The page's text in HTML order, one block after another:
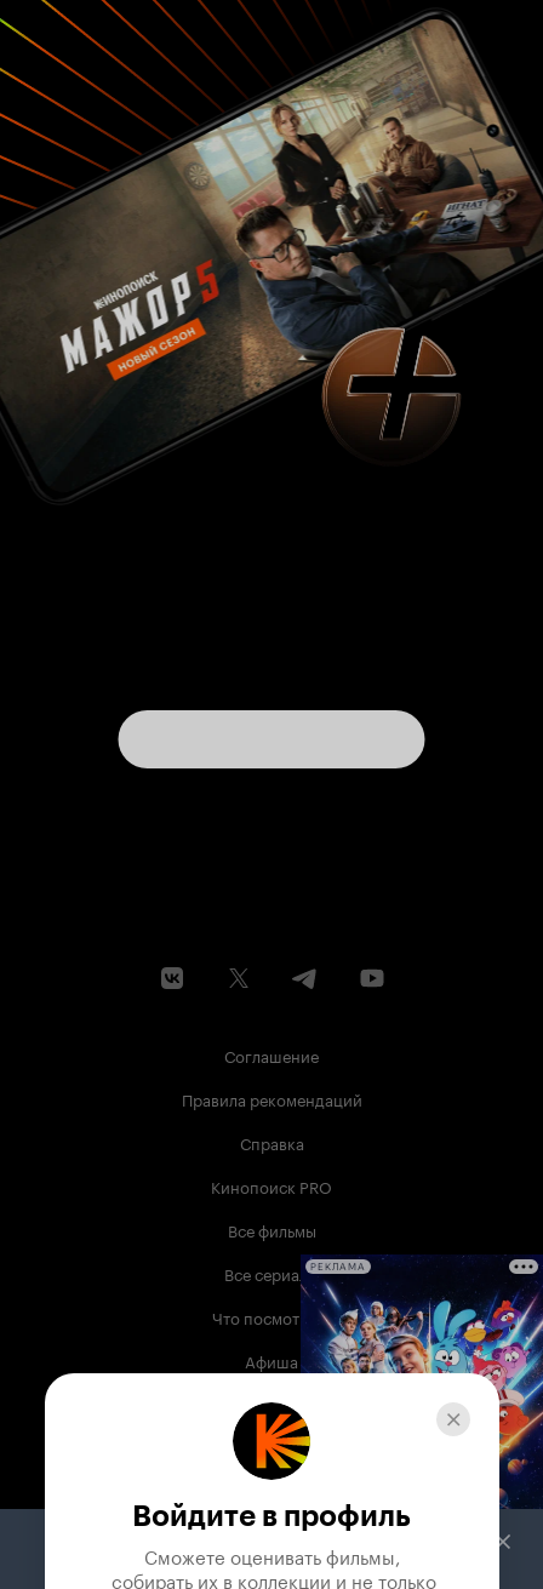
Соглашение
Правила рекомендаций
Справка
Кинопоиск PRO
Все фильмы
Все сериалы
Что посмотреть
Афиша
Музыка
Телепрограмма
Служба поддержки
РЕКЛАМА
Войдите в профиль
Сможете оценивать фильмы,
собирать их в коллекции и не только